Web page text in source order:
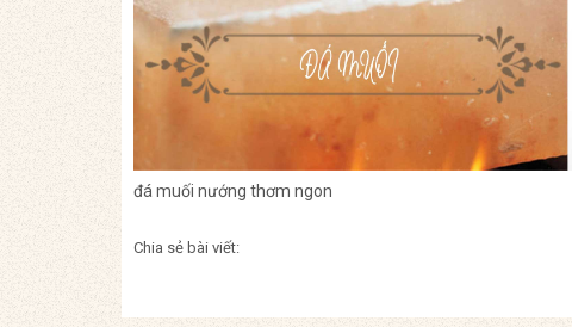
đá muối nướng thơm ngon
Chia sẻ bài viết: